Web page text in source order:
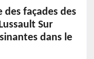
des façades des
Sur
dans le